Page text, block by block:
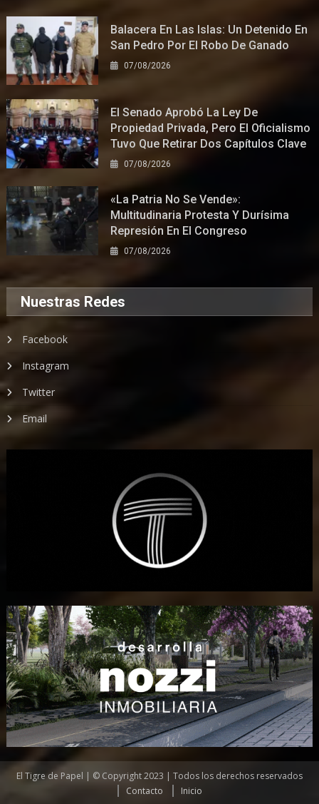
Balacera En Las Islas: Un Detenido En
San Pedro Por El Robo De Ganado
07/08/2026
El Senado Aprobó La Ley De
Propiedad Privada, Pero El Oficialismo
Tuvo Que Retirar Dos Capítulos Clave
07/08/2026
«La Patria No Se Vende»:
Multitudinaria Protesta Y Durísima
Represión En El Congreso
07/08/2026
Nuestras Redes
Facebook
Instagram
Twitter
Email
El Tigre de Papel | © Copyright 2023 | Todos los derechos reservados
Contacto
Inicio